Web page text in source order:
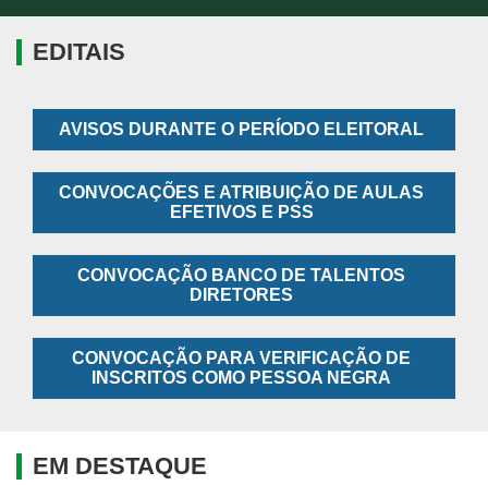
EDITAIS
AVISOS DURANTE O PERÍODO ELEITORAL
CONVOCAÇÕES E ATRIBUIÇÃO DE AULAS
EFETIVOS E PSS
CONVOCAÇÃO BANCO DE TALENTOS
DIRETORES
CONVOCAÇÃO PARA VERIFICAÇÃO DE
INSCRITOS COMO PESSOA NEGRA
EM DESTAQUE